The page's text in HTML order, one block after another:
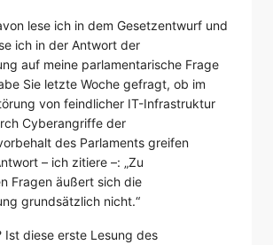
lese ich in dem Gesetzentwurf und
ich in der Antwort der
auf meine parlamentarische Frage
Sie letzte Woche gefragt, ob im
von feindlicher IT-Infrastruktur
Cyberangriffe der
des Parlaments greifen
– ich zitiere –: „Zu
Fragen äußert sich die
grundsätzlich nicht.“
Ist diese erste Lesung des